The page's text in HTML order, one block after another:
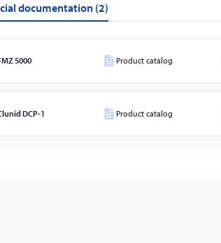
documentation (2)
5000 Product catalog
DCP-1 Product catalog